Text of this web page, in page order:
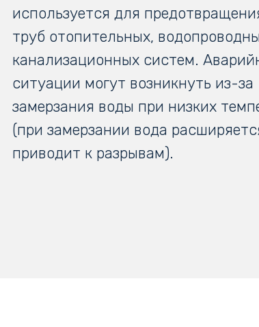
используется для
труб отопительных,
канализационных систем.
ситуации могут возникнуть из-за
замерзания воды при низких
(при замерзании вода
приводит к разрывам).